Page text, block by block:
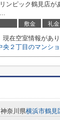
ンピック鶴見店が
敷金 礼金
現在空室情報があり
央２丁目のマンシ
神奈川県横浜市鶴見